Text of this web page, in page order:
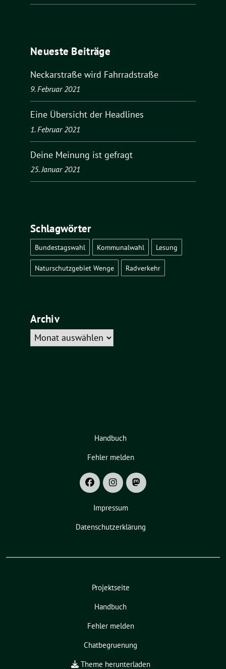
Neueste Beiträge
Neckarstraße wird Fahrradstraße
9. Februar 2021
Eine Übersicht der Headlines
1. Februar 2021
Deine Meinung ist gefragt
25. Januar 2021
Schlagwörter
Bundestagswahl Kommunalwahl Lesung
Naturschutzgebiet Wenge Radverkehr
Archiv
Archiv
Handbuch
Fehler melden
Impressum
Datenschutzerklärung
Projektseite
Handbuch
Fehler melden
Chatbegruenung
Theme herunterladen